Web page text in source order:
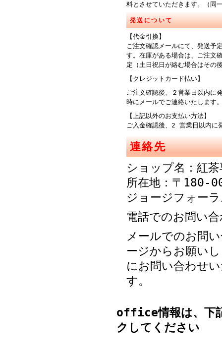
料とさせていただきます。（同
発送について
【代金引換】
ご注文確認メールにて、発送予
す。在庫がある場合は、ご注文
定（土日祝日が絡む場合はその
【クレジットカード払い】
ご注文確認後、２営業日以内に
時にメールでご連絡
【上記以外のお支払い方法】
ご入金確認後、2 営業日以内に
連絡先
ショップ名：紅
所在地：〒180-
ジョージフォー
電話でのお問い
メールでのお問
ージからお願い
にお問い合わせ
す。
office情報は、
クしてください